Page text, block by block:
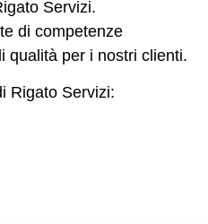
Servizi.
di competenze
qualità per i nostri clienti.
Rigato Servizi: